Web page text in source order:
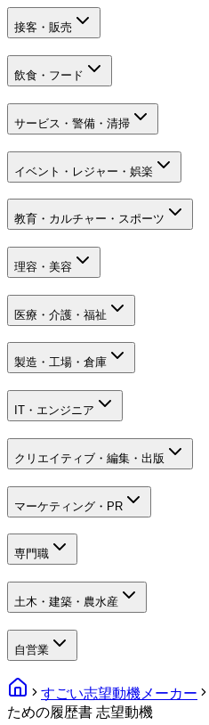
接客・販売
飲食・フード
サービス・警備・清掃
イベント・レジャー・娯楽
教育・カルチャー・スポーツ
理容・美容
医療・介護・福祉
製造・工場・倉庫
IT・エンジニア
クリエイティブ・編集・出版
マーケティング・PR
専門職
土木・建築・農水産
自営業
すごい志望動機メーカー
ための履歴書 志望動機